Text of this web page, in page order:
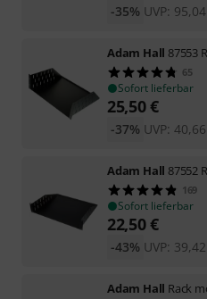
UVP: 95,04
-35%
Adam Hall 87553
65
Sofort lieferbar
25,50€
UVP: 40,66
-37%
Adam Hall 87552
169
Sofort lieferbar
22,50€
UVP: 39,42
-43%
Adam Hall Rack